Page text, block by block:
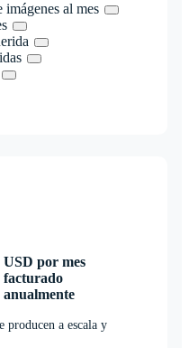
imágenes al mes
USD por mes
facturado
anualmente
producen a escala y